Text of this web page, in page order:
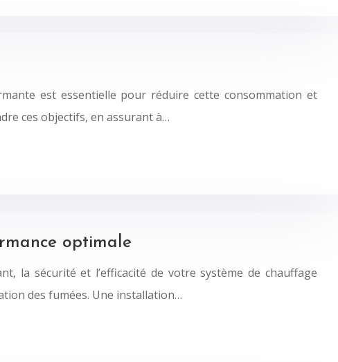
est essentielle pour réduire cette consommation et
ces objectifs, en assurant à…
optimale
la sécurité et l’efficacité de votre système de chauffage
des fumées. Une installation…